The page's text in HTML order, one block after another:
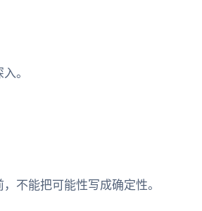
。
不能把可能性写成确定性。